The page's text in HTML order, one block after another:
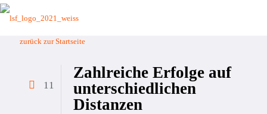
zurück zur Startseite
11
Zahlreiche Erfolge auf
unterschiedlichen
Distanzen